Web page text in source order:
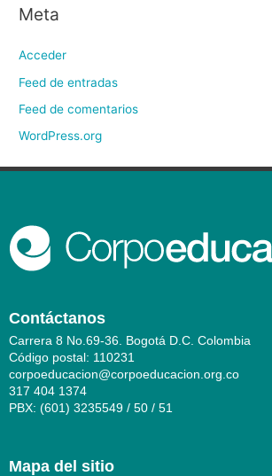
Meta
Acceder
Feed de entradas
Feed de comentarios
WordPress.org
Contáctanos
Carrera 8 No.69-36. Bogotá D.C. Colombia
Código postal: 110231
corpoeducacion@corpoeducacion.org.co
317 404 1374
PBX: (601) 3235549 / 50 / 51
Mapa del sitio